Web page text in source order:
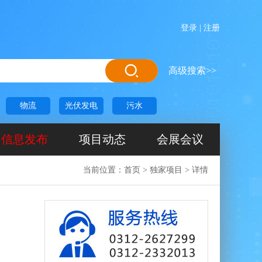
登录 注册
高级搜索>>
物流 光伏发电 污水
信息发布 项目动态 会展会议
当前位置： 首页 > 独家项目 > 详情